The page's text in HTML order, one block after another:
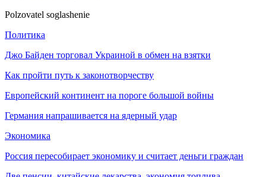
Polzovatel soglashenie
Политика
Джо Байден торговал Украиной в обмен на взятки
Как пройти путь к законотворчеству
Европейский континент на пороге большой войны
Германия напрашивается на ядерный удар
Экономика
Россия пересобирает экономику и считает деньги граждан